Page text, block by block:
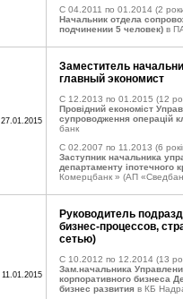
C 04.2011 по 01.2014 (2
Начальник отдела
подчинении 5 человек) в
27.01.2015
Заместитель
главный экономист
C 12.2013 по 01.2015 (12
Провідний економіст
супроводження операцій
банк
C 02.2007 по 11.2013 (6
Заступник начальника
департаменту іпотечного
Комерцбанк » (АП
11.01.2015
Руководитель
бизнес-процессов,
сетью)
C 10.2012 по 12.2014 (13
Зам.начальника
корпоративного бизнеса
бизнес развития в КБ